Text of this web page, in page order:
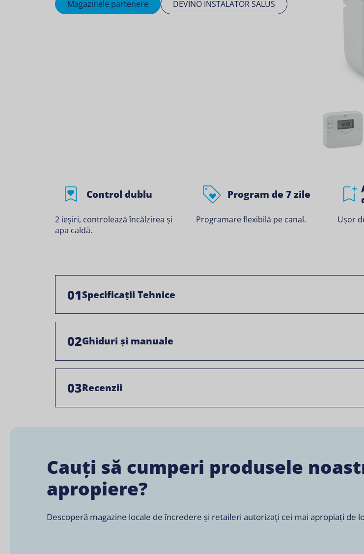
Magazinele partenere DEVINO INSTALATOR SALUS
Control dublu
2 ieșiri, controlează încălzirea și
apa caldă.
Program de 7 zile
Programare flexibilă pe canal. Ușor
01Specificații Tehnice
02Ghiduri și manuale
03Recenzii
Cauți să cumperi produsele
apropiere?
Descoperă magazine locale de încredere și retaileri autorizați cei mai apropiați de